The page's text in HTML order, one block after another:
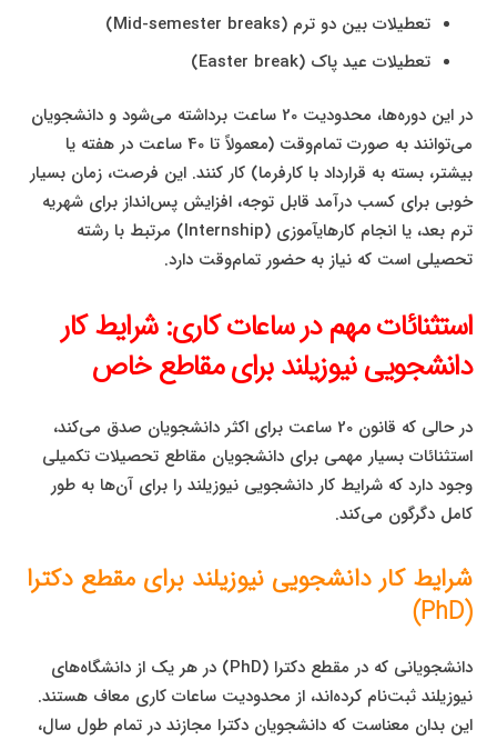
تعطیلات بین دو ترم (Mid-semester breaks)
تعطیلات عید پاک (Easter break)
در این دوره‌ها، محدودیت 20 ساعت برداشته می‌شود و دانشجویان
می‌توانند به صورت تمام‌وقت (معمولاً تا 40 ساعت در هفته یا
بیشتر، بسته به قرارداد با کارفرما) کار کنند. این فرصت، زمان بسیار
خوبی برای کسب درآمد قابل توجه، افزایش پس‌انداز برای شهریه
ترم بعد، یا انجام کارهایآموزی (Internship) مرتبط با رشته
تحصیلی است که نیاز به حضور تمام‌وقت دارد.
استثنائات مهم در ساعات کاری: شرایط کار
دانشجویی نیوزیلند برای مقاطع خاص
در حالی که قانون 20 ساعت برای اکثر دانشجویان صدق می‌کند،
استثنائات بسیار مهمی برای دانشجویان مقاطع تحصیلات تکمیلی
وجود دارد که شرایط کار دانشجویی نیوزیلند را برای آن‌ها به طور
کامل دگرگون می‌کند.
شرایط کار دانشجویی نیوزیلند برای مقطع دکترا
(PhD)
دانشجویانی که در مقطع دکترا (PhD) در هر یک از دانشگاه‌های
نیوزیلند ثبت‌نام کرده‌اند، از محدودیت ساعات کاری معاف هستند.
این بدان معناست که دانشجویان دکترا مجازند در تمام طول سال،